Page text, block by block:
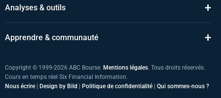
Analyses & outils +
Apprendre & communauté +
Copyright © 1999-2026 ABC Bourse. Mentions légales. Tous droits réservés.
Cours en temps réel Six Financial Information.
Nous écrire | Design by Bild | Politique de confidentialité | Qui sommes-nous ?